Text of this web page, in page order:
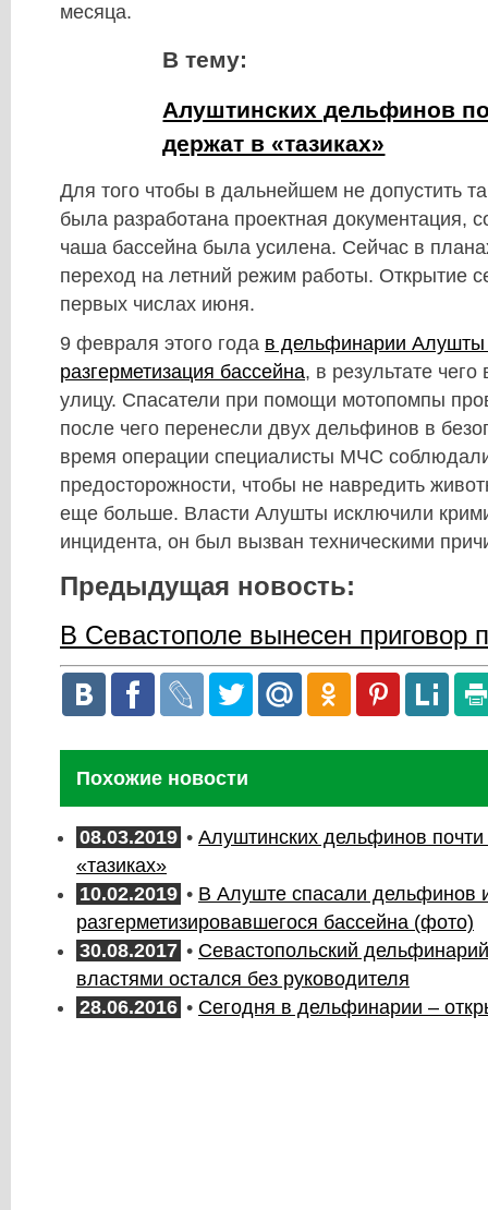
месяца.
В тему:
Алуштинских дельфинов
держат в «тазиках»
Для того чтобы в дальнейшем не допустить
была разработана проектная документация,
чаша бассейна была усилена. Сейчас в
переход на летний режим работы. Открытие
первых числах июня.
9 февраля этого года в дельфинарии
разгерметизация бассейна, в результате
улицу. Спасатели при помощи мотопомпы
после чего перенесли двух дельфинов в
время операции специалисты МЧС
предосторожности, чтобы не навредить
еще больше. Власти Алушты исключили
инцидента, он был вызван техническими
Предыдущая новость:
В Севастополе вынесен приговор
Похожие новости
08.03.2019 • Алуштинских дельфинов
«тазиках»
10.02.2019 • В Алуште спасали дельфинов
разгерметизировавшегося бассейна (фото)
30.08.2017 • Севастопольский
властями остался без руководителя
28.06.2016 • Сегодня в дельфинарии –